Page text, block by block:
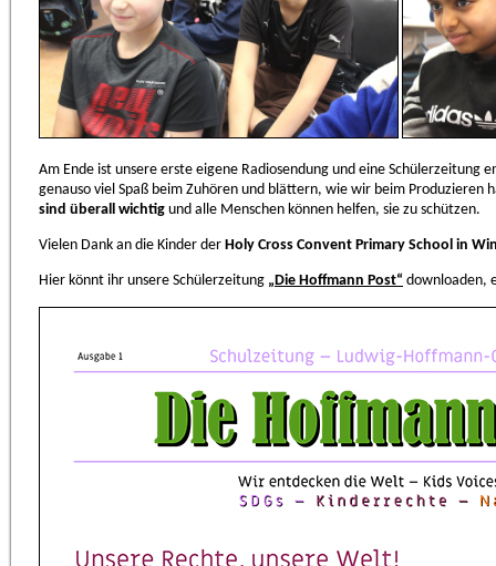
Am Ende ist unsere erste eigene Radiosendung und eine Schülerzeitung
genauso viel Spaß beim Zuhören und blättern, wie wir beim
sind überall wichtig und alle Menschen können helfen, sie zu schützen.
Vielen Dank an die Kinder der Holy Cross Convent Primary School in
Hier könnt ihr unsere Schülerzeitung „Die Hoffmann Post“ downloaden,